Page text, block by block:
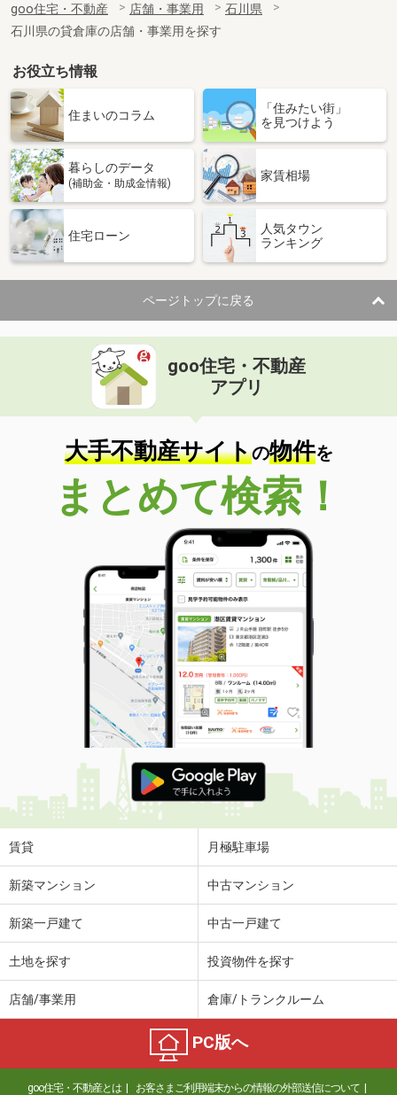
物件種別 貸店舗
使用面積 90.9m²
石川県金沢市古府２丁目
価 格
3.30万円
石川県金沢市古府２丁目
物件種別 貸駐車場
使用面積
20.49m²
石川県金沢市北安江２丁目
13.75万円
住 所
石川県金沢市北安江２丁目
物件種別 貸店舗（建物一部）
使用面積 99.06m²
石川県小松市平面町
価 格
23.76万円
住 所
石川県小松市平面町
物件種別 貸店舗・事務所
使用面積
79.07m²
goo住宅・不動産 店舗・事業用
石川県
石川県の貸倉庫の店舗・事業用を探す
お役立ち情報
住まいのコラム
「住みたい街」
を見つけよう
暮らしのデータ
(補助金・助成金情報)
家賃相場
住宅ローン
人気タウン
ランキング
ページトップに戻る
goo住宅・不動産
アプリ
大手不動産サイトの物件を
まとめて検索！
賃貸 月極駐車場
新築マンション 中古マンション
新築一戸建て 中古一戸建て
土地を探す 投資物件を探す
店舗/事業用 倉庫/トランクルーム
PC版へ
goo住宅・不動産とは お客さまご利用端末からの情報の外部送信について